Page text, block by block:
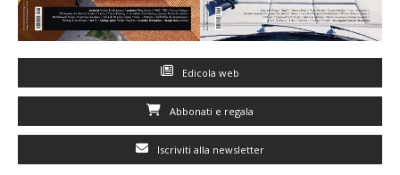
Edicola web
Abbonati e regala
Iscriviti alla newsletter